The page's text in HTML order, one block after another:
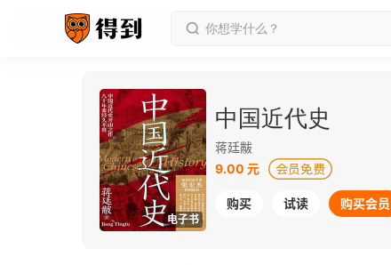
电子书
中国近代史
蒋廷黻
9.00 元
购买 试读 购买会员